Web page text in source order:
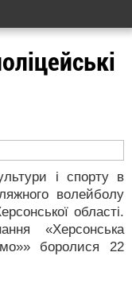
і спорту в
волейболу
області.
«Херсонська
боролися 22